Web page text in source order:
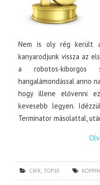
PÓLÓ RENDELÉS
Nem is oly rég került
kanyarodjunk vissza az
a robotos-kiborgos
hangalámondással anno
hogy illene elővenni
kevesebb legyen.
Terminator másolattal,
CIKK,TOP10